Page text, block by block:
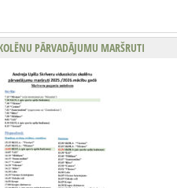
PĀRVADĀJUMU MARŠRUTI